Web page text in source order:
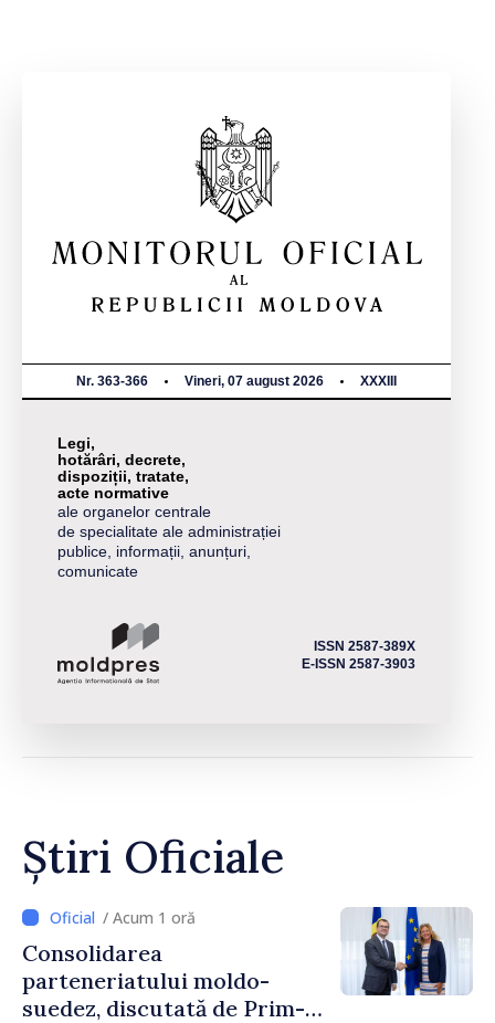
Nr. 363-366 Vineri, 07 august 2026 XXXIII
Legi,
hotărâri, decrete,
dispoziții, tratate,
acte normative
ale organelor centrale
de specialitate ale administrației
publice, informații, anunțuri,
comunicate
ISSN 2587-389X
E-ISSN 2587-3903
Știri Oficiale
/ Acum 1 oră
Consolidarea
parteneriatului moldo-
suedez, discutată de Prim-